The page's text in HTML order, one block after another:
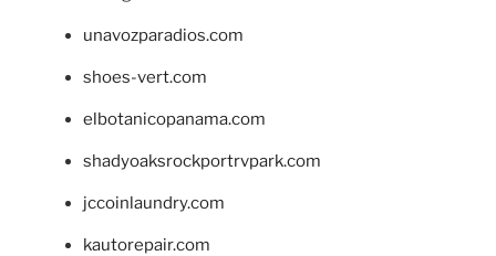
unavozparadios.com
shoes-vert.com
elbotanicopanama.com
shadyoaksrockportrvpark.com
jccoinlaundry.com
kautorepair.com